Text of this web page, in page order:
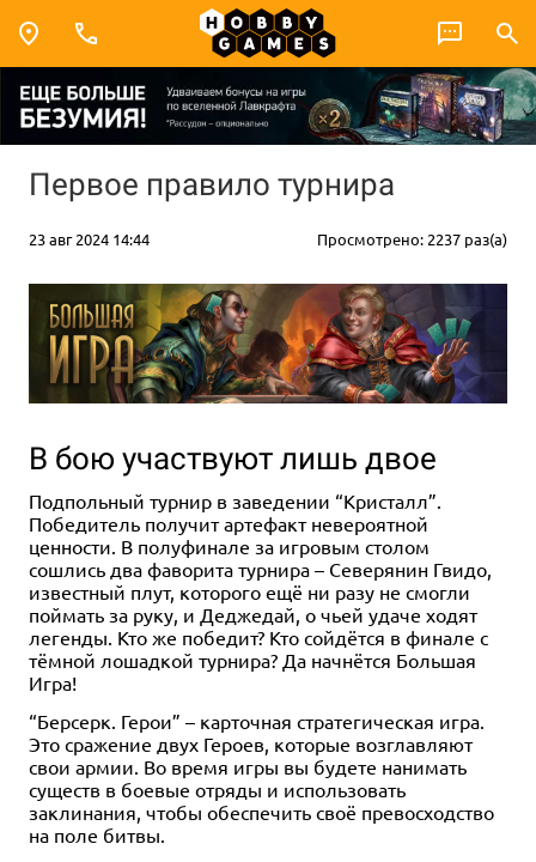
Первое правило турнира
23 авг 2024 14:44 Просмотрено: 2237 раз(а)
В бою участвуют лишь двое
Подпольный турнир в заведении “Кристалл”.
Победитель получит артефакт невероятной
ценности. В полуфинале за игровым столом
сошлись два фаворита турнира – Северянин Гвидо,
известный плут, которого ещё ни разу не смогли
поймать за руку, и Деджедай, о чьей удаче ходят
легенды. Кто же победит? Кто сойдётся в финале с
тёмной лошадкой турнира? Да начнётся Большая
Игра!
“Берсерк. Герои” – карточная стратегическая игра.
Это сражение двух Героев, которые возглавляют
свои армии. Во время игры вы будете нанимать
существ в боевые отряды и использовать
заклинания, чтобы обеспечить своё превосходство
на поле битвы.